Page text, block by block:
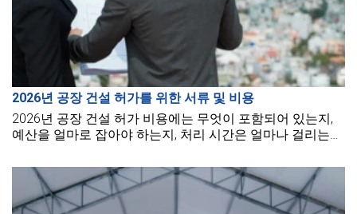
2026년 공장 건설 허가를 위한 서류 및 비용
2026년 공장 건설 허가 비용에는 무엇이 포함되어 있는지,
예산을 얼마로 잡아야 하는지, 처리 시간은 얼마나 걸리는지,